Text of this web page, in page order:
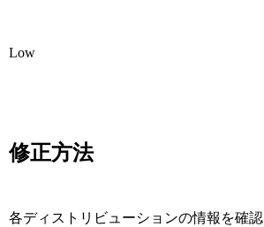
Low
修正方法
各ディストリビューションの情報を確認